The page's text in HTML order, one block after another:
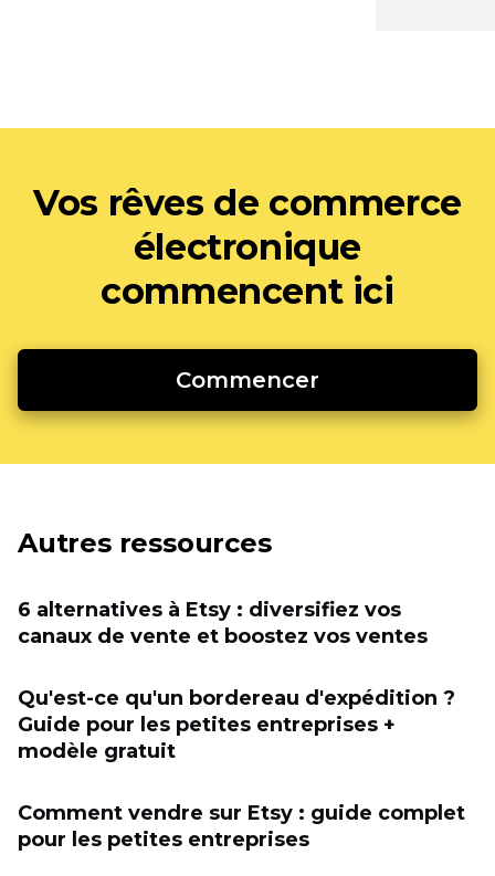
Vos rêves de commerce
électronique
commencent ici
Commencer
Autres ressources
6 alternatives à Etsy : diversifiez vos
canaux de vente et boostez vos ventes
Qu'est-ce qu'un bordereau d'expédition ?
Guide pour les petites entreprises +
modèle gratuit
Comment vendre sur Etsy : guide complet
pour les petites entreprises